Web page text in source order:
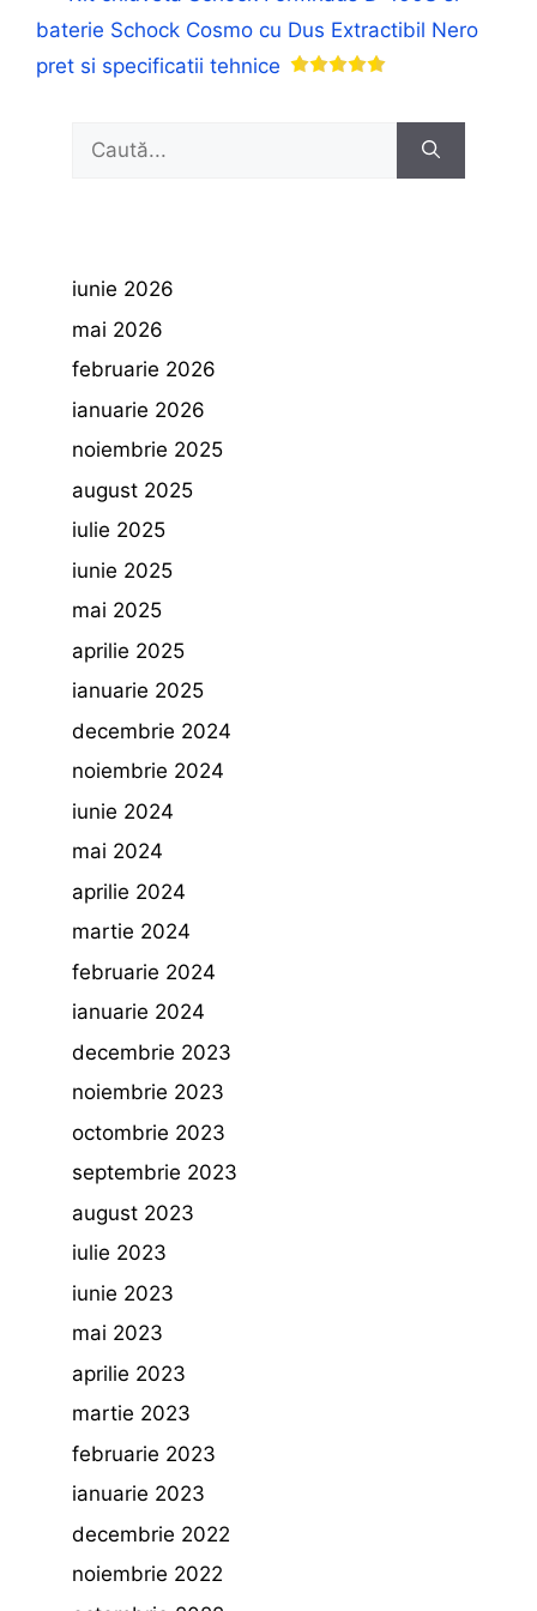
baterie Schock Cosmo cu Dus Extractibil Nero
pret si specificatii tehnice
Caută
iunie 2026
mai 2026
februarie 2026
ianuarie 2026
noiembrie 2025
august 2025
iulie 2025
iunie 2025
mai 2025
aprilie 2025
ianuarie 2025
decembrie 2024
noiembrie 2024
iunie 2024
mai 2024
aprilie 2024
martie 2024
februarie 2024
ianuarie 2024
decembrie 2023
noiembrie 2023
octombrie 2023
septembrie 2023
august 2023
iulie 2023
iunie 2023
mai 2023
aprilie 2023
martie 2023
februarie 2023
ianuarie 2023
decembrie 2022
noiembrie 2022